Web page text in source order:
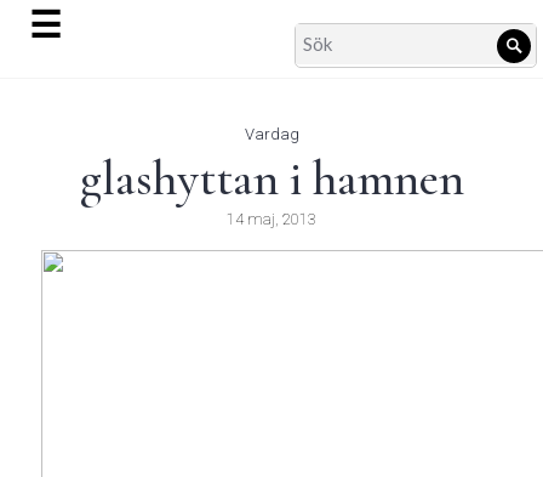
☰
Search
for:
Vardag
glashyttan i hamnen
14 maj, 2013